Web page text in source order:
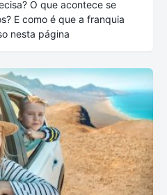
O que acontece se
E como é que a franquia
nesta página